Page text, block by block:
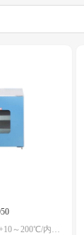
52L/控温范围可扩至RT+10～200℃/内胆捆绑式加热